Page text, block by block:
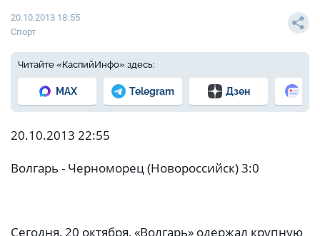
20.10.2013 18:55
Спорт
Читайте «КаспийИнфо» здесь:
MAX Telegram Дзен
20.10.2013 22:55
Волгарь - Черноморец (Новороссийск) 3:0
Сегодня, 20 октября, «Волгарь» одержал крупную